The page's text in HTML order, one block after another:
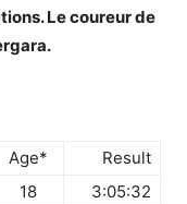
Le coureur de
Age*
Result
18
3:05:32